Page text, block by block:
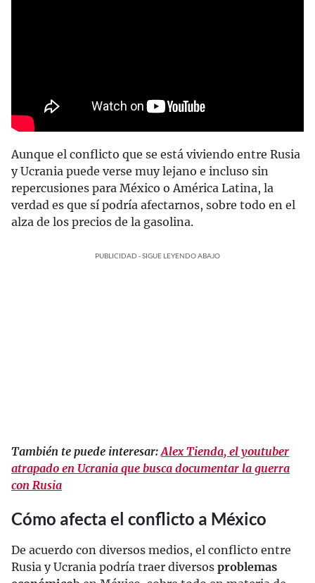
Aunque el conflicto que se está viviendo entre Rusia
y Ucrania puede verse muy lejano e incluso sin
repercusiones para México o América Latina, la
verdad es que sí podría afectarnos, sobre todo en el
alza de los precios de la gasolina.
PUBLICIDAD - SIGUE LEYENDO ABAJO
También te puede interesar:Alex Tienda, el youtuber
atrapado en Ucrania que busca documentar la guerra
con Rusia
Cómo afecta el conflicto a México
De acuerdo con diversos medios, el conflicto entre
Rusia y Ucrania podría traer diversos problemas